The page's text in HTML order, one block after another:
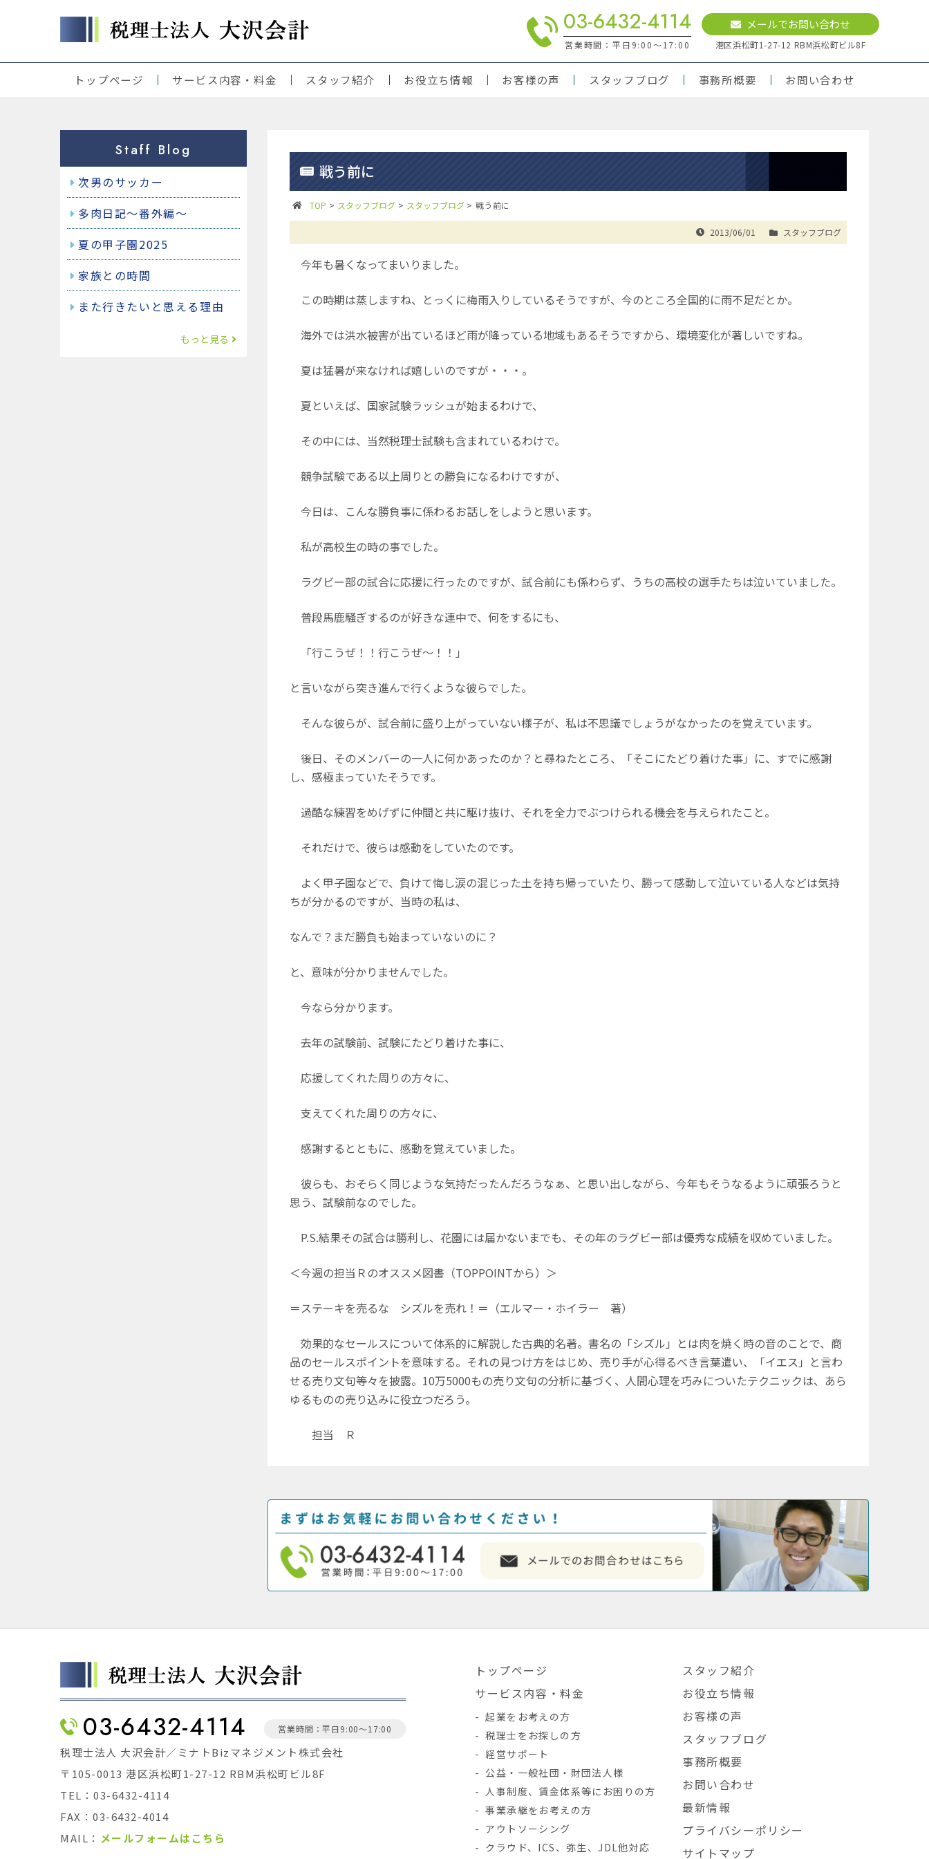
03-6432-4114
営業時間：平日9:00～17:00
メールでお問い合わせ
港区浜松町1-27-12 RBM浜松町ビル8F
トップページ サービス内容・料金 スタッフ紹介 お役立ち情報 お客様の声 スタッフブログ 事務所概要 お問い合わせ
戦う前に
TOP > スタッフブログ > スタッフブログ> 戦う前に
2013/06/01 スタッフブログ
今年も暑くなってまいりました。
この時期は蒸しますね、とっくに梅雨入りしているそうですが、今のところ全国的に雨不足だとか。
海外では洪水被害が出ているほど雨が降っている地域もあるそうですから、環境変化が著しいですね。
夏は猛暑が来なければ嬉しいのですが・・・。
夏といえば、国家試験ラッシュが始まるわけで、
その中には、当然税理士試験も含まれているわけで。
競争試験である以上周りとの勝負になるわけですが、
今日は、こんな勝負事に係わるお話しをしようと思います。
私が高校生の時の事でした。
ラグビー部の試合に応援に行ったのですが、試合前にも係わらず、うちの高校の選手たちは泣いていました。
普段馬鹿騒ぎするのが好きな連中で、何をするにも、
「行こうぜ！！行こうぜ～！！」
と言いながら突き進んで行くような彼らでした。
そんな彼らが、試合前に盛り上がっていない様子が、私は不思議でしょうがなかったのを覚えています。
後日、そのメンバーの一人に何かあったのか？と尋ねたところ、「そこにたどり着けた事」に、すでに感謝
し、感極まっていたそうです。
過酷な練習をめげずに仲間と共に駆け抜け、それを全力でぶつけられる機会を与えられたこと。
それだけで、彼らは感動をしていたのです。
よく甲子園などで、負けて悔し涙の混じった土を持ち帰っていたり、勝って感動して泣いている人などは気持
ちが分かるのですが、当時の私は、
なんで？まだ勝負も始まっていないのに？
と、意味が分かりませんでした。
今なら分かります。
去年の試験前、試験にたどり着けた事に、
応援してくれた周りの方々に、
支えてくれた周りの方々に、
感謝するとともに、感動を覚えていました。
彼らも、おそらく同じような気持だったんだろうなぁ、と思い出しながら、今年もそうなるように頑張ろうと
思う、試験前なのでした。
P.S.結果その試合は勝利し、花園には届かないまでも、その年のラグビー部は優秀な成績を収めていました。
＜今週の担当Ｒのオススメ図書（TOPPOINTから）＞
＝ステーキを売るな シズルを売れ！＝（エルマー・ホイラー 著）
効果的なセールスについて体系的に解説した古典的名著。書名の「シズル」とは肉を焼く時の音のことで、商
品のセールスポイントを意味する。それの見つけ方をはじめ、売り手が心得るべき言葉遣い、「イエス」と言わ
せる売り文句等々を披露。10万5000もの売り文句の分析に基づく、人間心理を巧みについたテクニックは、あら
ゆるものの売り込みに役立つだろう。
担当 Ｒ
Staff Blog
次男のサッカー
多肉日記～番外編～
夏の甲子園2025
家族との時間
また行きたいと思える理由
もっと見る
03-6432-4114 営業時間：平日9:00～17:00
税理士法人 大沢会計／ミナトBizマネジメント株式会社
〒105-0013 港区浜松町1-27-12 RBM浜松町ビル8F
TEL：03-6432-4114
FAX：03-6432-4014
MAIL： メールフォームはこちら
トップページ
サービス内容・料金
起業をお考えの方
税理士をお探しの方
経営サポート
公益・一般社団・財団法人様
人事制度、賃金体系等にお困りの方
事業承継をお考えの方
アウトソーシング
クラウド、ICS、弥生、JDL他対応
スタッフ紹介
お役立ち情報
お客様の声
スタッフブログ
事務所概要
お問い合わせ
最新情報
プライバシーポリシー
サイトマップ